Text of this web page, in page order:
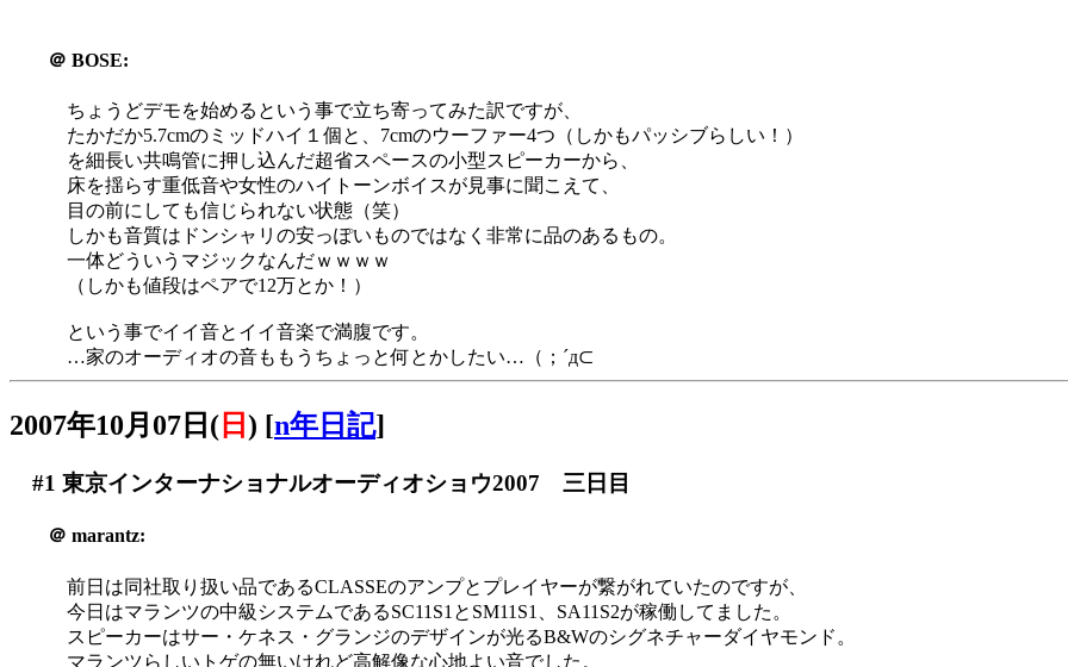
＠ BOSE:
ちょうどデモを始めるという事で立ち寄ってみた訳ですが、
たかだか5.7cmのミッドハイ１個と、7cmのウーファー4つ（しかもパッシブらしい！）
を細長い共鳴管に押し込んだ超省スペースの小型スピーカーから、
床を揺らす重低音や女性のハイトーンボイスが見事に聞こえて、
目の前にしても信じられない状態（笑）
しかも音質はドンシャリの安っぽいものではなく非常に品のあるもの。
一体どういうマジックなんだｗｗｗｗ
（しかも値段はペアで12万とか！）
という事でイイ音とイイ音楽で満腹です。
…家のオーディオの音ももうちょっと何とかしたい…（；´д⊂
2007年10月07日( 日 ) [n年日記]
#1 東京インターナショナルオーディオショウ2007 三日目
＠ marantz:
前日は同社取り扱い品であるCLASSEのアンプとプレイヤーが繋がれていたのですが、
今日はマランツの中級システムであるSC11S1とSM11S1、SA11S2が稼働してました。
スピーカーはサー・ケネス・グランジのデザインが光るB&Wのシグネチャーダイヤモンド。
マランツらしいトゲの無いけれど高解像な心地よい音でした。